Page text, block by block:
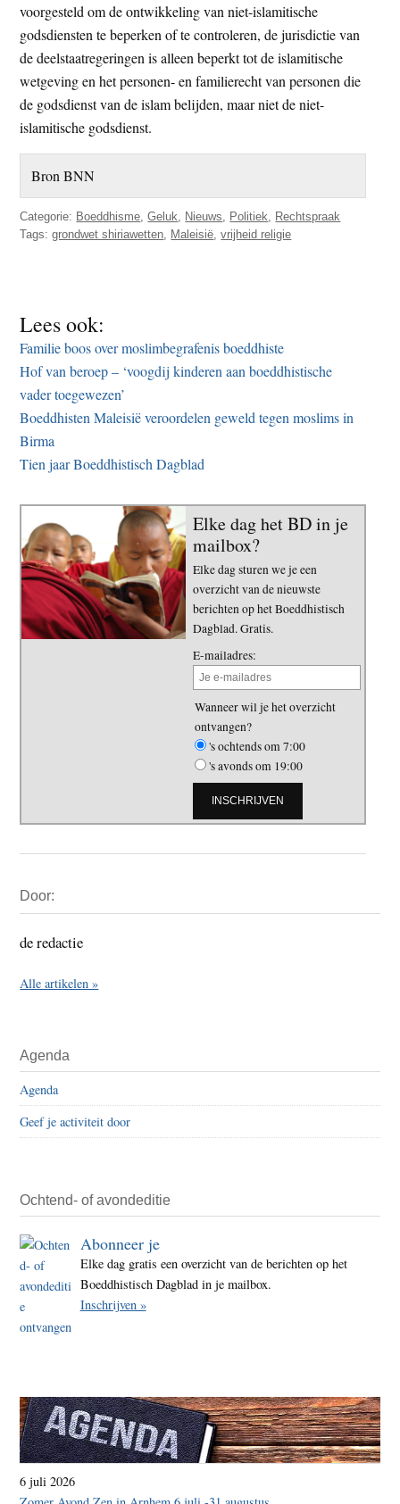
voorgesteld om de ontwikkeling van niet-islamitische
godsdiensten te beperken of te controleren, de jurisdictie van
de deelstaatregeringen is alleen beperkt tot de islamitische
wetgeving en het personen- en familierecht van personen die
de godsdienst van de islam belijden, maar niet de niet-
islamitische godsdienst.
Bron BNN
Categorie: Boeddhisme,Geluk, Nieuws, Politiek, Rechtspraak
Tags:grondwet shiriawetten, Maleisië,vrijheid religie
Lees ook:
Familie boos over moslimbegrafenis boeddhiste
Hof van beroep – ‘voogdij kinderen aan boeddhistische
vader toegewezen’
Boeddhisten Maleisië veroordelen geweld tegen moslims in
Birma
Tien jaar Boeddhistisch Dagblad
Elke dag het BD in je
mailbox?
Elke dag sturen we je een
overzicht van de nieuwste
berichten op het Boeddhistisch
Dagblad. Gratis.
E-mailadres:
Wanneer wil je het overzicht
ontvangen?
's ochtends om 7:00
's avonds om 19:00
Sidebar
Door:
de redactie
Alle artikelen »
Agenda
Agenda
Geef je activiteit door
Ochtend- of avondeditie
Abonneer je
Elke dag gratis een overzicht van de berichten op het
Boeddhistisch Dagblad in je mailbox.
Inschrijven »
6 juli 2026